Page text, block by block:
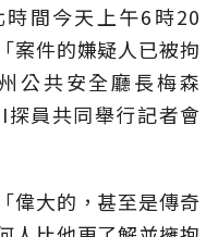
間今天上午6時20
案件的嫌疑人已被拘
公共安全廳長梅森
探員共同舉行記者會
偉大的，甚至是傳奇